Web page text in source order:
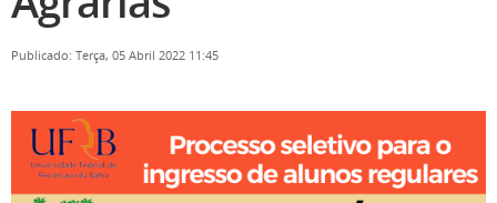
Publicado: Terça, 05 Abril 2022 11:45